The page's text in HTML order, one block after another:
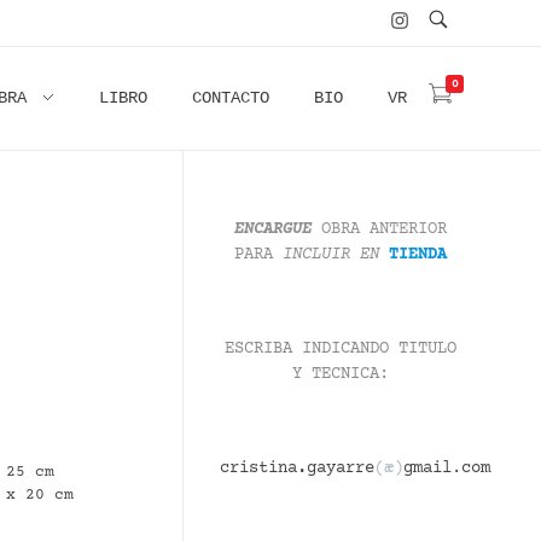
0
LIBRO CONTACTO BIO VR
cm
x 20 cm
ENCARGUE OBRA ANTERIOR
PARA INCLUIR EN TIENDA
ESCRIBA INDICANDO TITULO
Y TECNICA:
cristina.gayarre(æ)gmail.com